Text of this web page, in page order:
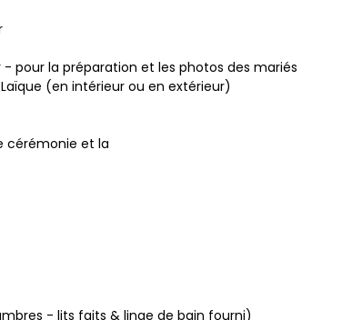
pour la préparation et les photos des mariés
(en intérieur ou en extérieur)
cérémonie et la
- lits faits & linge de bain fourni)